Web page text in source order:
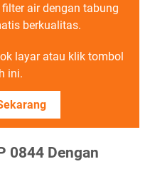
air dengan tabung
berkualitas.
layar atau klik tombol
ini.
0844 Dengan